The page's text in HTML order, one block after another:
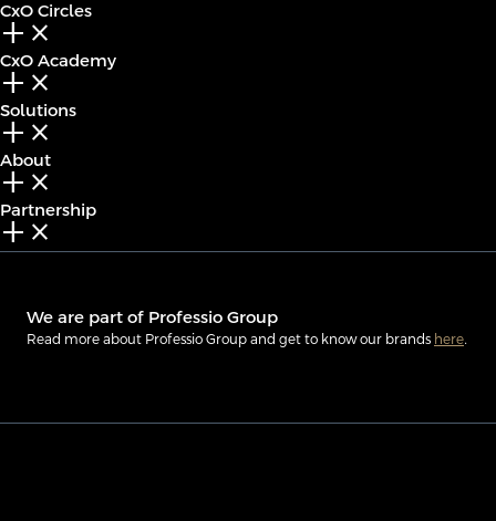
CxO Circles
add_2 close
CxO Academy
add_2 close
Solutions
add_2 close
About
add_2 close
Partnership
add_2 close
We are part of Professio Group
Read more about Professio Group and get to know our brands here.